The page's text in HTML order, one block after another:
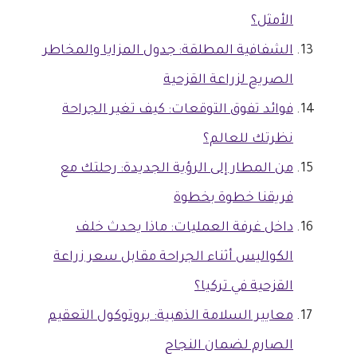
الأمثل؟
الشفافية المطلقة: جدول المزايا والمخاطر
الصريح لزراعة القزحية
فوائد تفوق التوقعات: كيف تغير الجراحة
نظرتك للعالم؟
من المطار إلى الرؤية الجديدة: رحلتك مع
فريقنا خطوة بخطوة
داخل غرفة العمليات: ماذا يحدث خلف
الكواليس أثناء الجراحة مقابل سعر زراعة
القزحية في تركيا؟
معايير السلامة الذهبية: بروتوكول التعقيم
الصارم لضمان النجاح